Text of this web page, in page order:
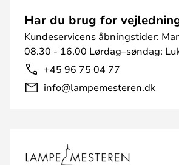
Har du brug for
Kundeservicens åbningstider:
08.30 - 16.00 Lørdag–søndag:
+45 96 75 04 77
info@lampemesteren.dk